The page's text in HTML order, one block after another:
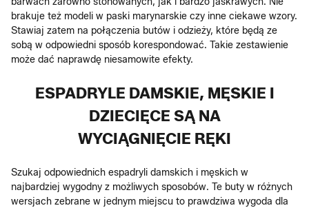
brakuje też modeli w paski marynarskie czy inne ciekawe wzory.
Stawiaj zatem na połączenia butów i odzieży, które będą ze
sobą w odpowiedni sposób korespondować. Takie zestawienie
może dać naprawdę niesamowite efekty.
ESPADRYLE DAMSKIE, MĘSKIE I
DZIECIĘCE SĄ NA
WYCIĄGNIĘCIE RĘKI
Szukaj odpowiednich espadryli damskich i męskich w
najbardziej wygodny z możliwych sposobów. Te buty w różnych
wersjach zebrane w jednym miejscu to prawdziwa wygoda dla